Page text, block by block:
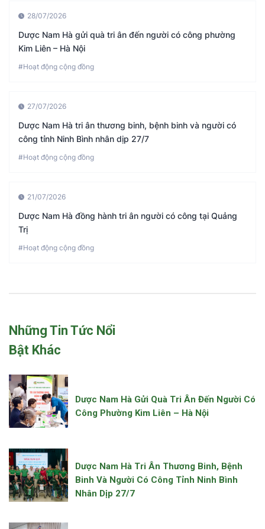
28/07/2026
Dược Nam Hà gửi quà tri ân đến người có công phường
Kim Liên – Hà Nội
#Hoạt động cộng đồng
27/07/2026
Dược Nam Hà tri ân thương binh, bệnh binh và người có
công tỉnh Ninh Bình nhân dịp 27/7
#Hoạt động cộng đồng
21/07/2026
Dược Nam Hà đồng hành tri ân người có công tại Quảng
Trị
#Hoạt động cộng đồng
Những Tin Tức Nổi
Bật Khác
Dược Nam Hà Gửi Quà Tri Ân Đến Người Có
Công Phường Kim Liên – Hà Nội
Dược Nam Hà Tri Ân Thương Binh, Bệnh
Binh Và Người Có Công Tỉnh Ninh Bình
Nhân Dịp 27/7